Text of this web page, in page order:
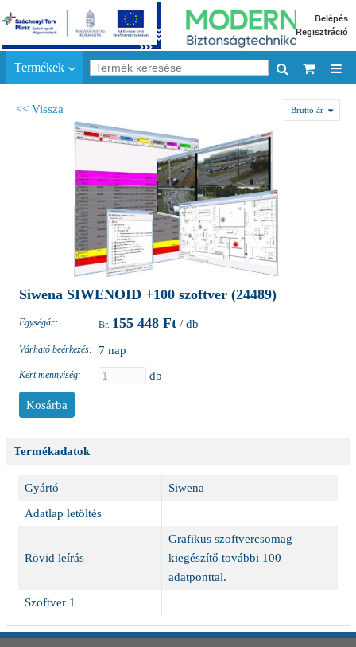
Belépés
Regisztráció
Termékek
<< Vissza Bruttó ár
Siwena SIWENOID +100 szoftver (24489)
Egységár: 155 448 Ft / db
Várható beérkezés: 7 nap
Kért mennyiség: db
Termékadatok
Gyártó
Siwena
Adatlap letöltés
Rövid leírás
Grafikus szoftvercsomag
kiegészítő további 100
adatponttal.
Szoftver 1